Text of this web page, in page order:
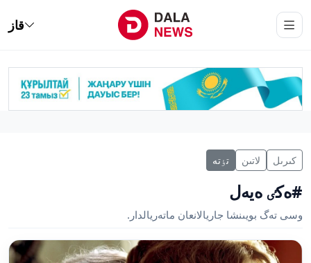
قاز
كىرىل لاتىن تٶتە
#ەكٸ ەيەل
وسى تەگ بويىنشا جاريالانعان ماتەريالدار.